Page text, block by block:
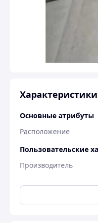
Основные атрибуты
Расположение
Пользовательские
Производитель